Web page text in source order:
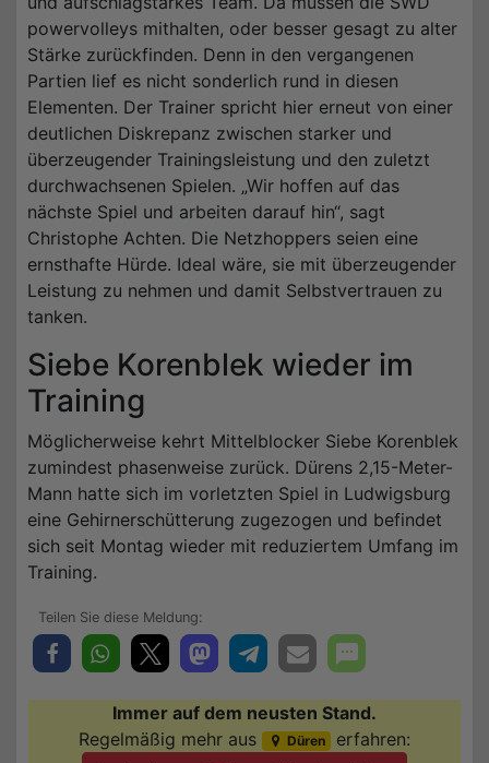
powervolleys mithalten, oder besser gesagt zu alter
Stärke zurückfinden. Denn in den vergangenen
Partien lief es nicht sonderlich rund in diesen
Elementen. Der Trainer spricht hier erneut von einer
deutlichen Diskrepanz zwischen starker und
überzeugender Trainingsleistung und den zuletzt
durchwachsenen Spielen. „Wir hoffen auf das
nächste Spiel und arbeiten darauf hin“, sagt
Christophe Achten. Die Netzhoppers seien eine
ernsthafte Hürde. Ideal wäre, sie mit überzeugender
Leistung zu nehmen und damit Selbstvertrauen zu
tanken.
Siebe Korenblek wieder im
Training
Möglicherweise kehrt Mittelblocker Siebe Korenblek
zumindest phasenweise zurück. Dürens 2,15-Meter-
Mann hatte sich im vorletzten Spiel in Ludwigsburg
eine Gehirnerschütterung zugezogen und befindet
sich seit Montag wieder mit reduziertem Umfang im
Training.
Immer auf dem neusten Stand.
Regelmäßig mehr aus
Düren
erfahren: